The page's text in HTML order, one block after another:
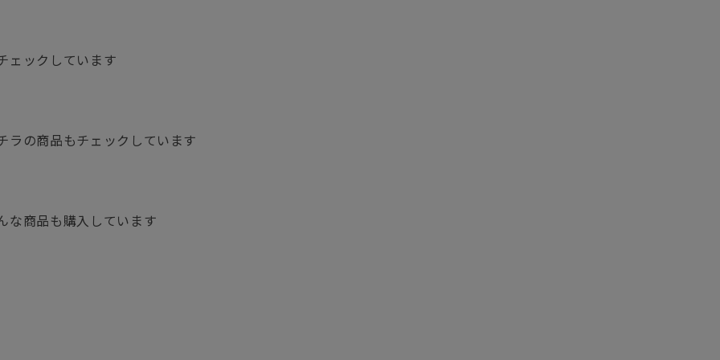
ェックしています
ラの商品もチェックしています
な商品も購入しています